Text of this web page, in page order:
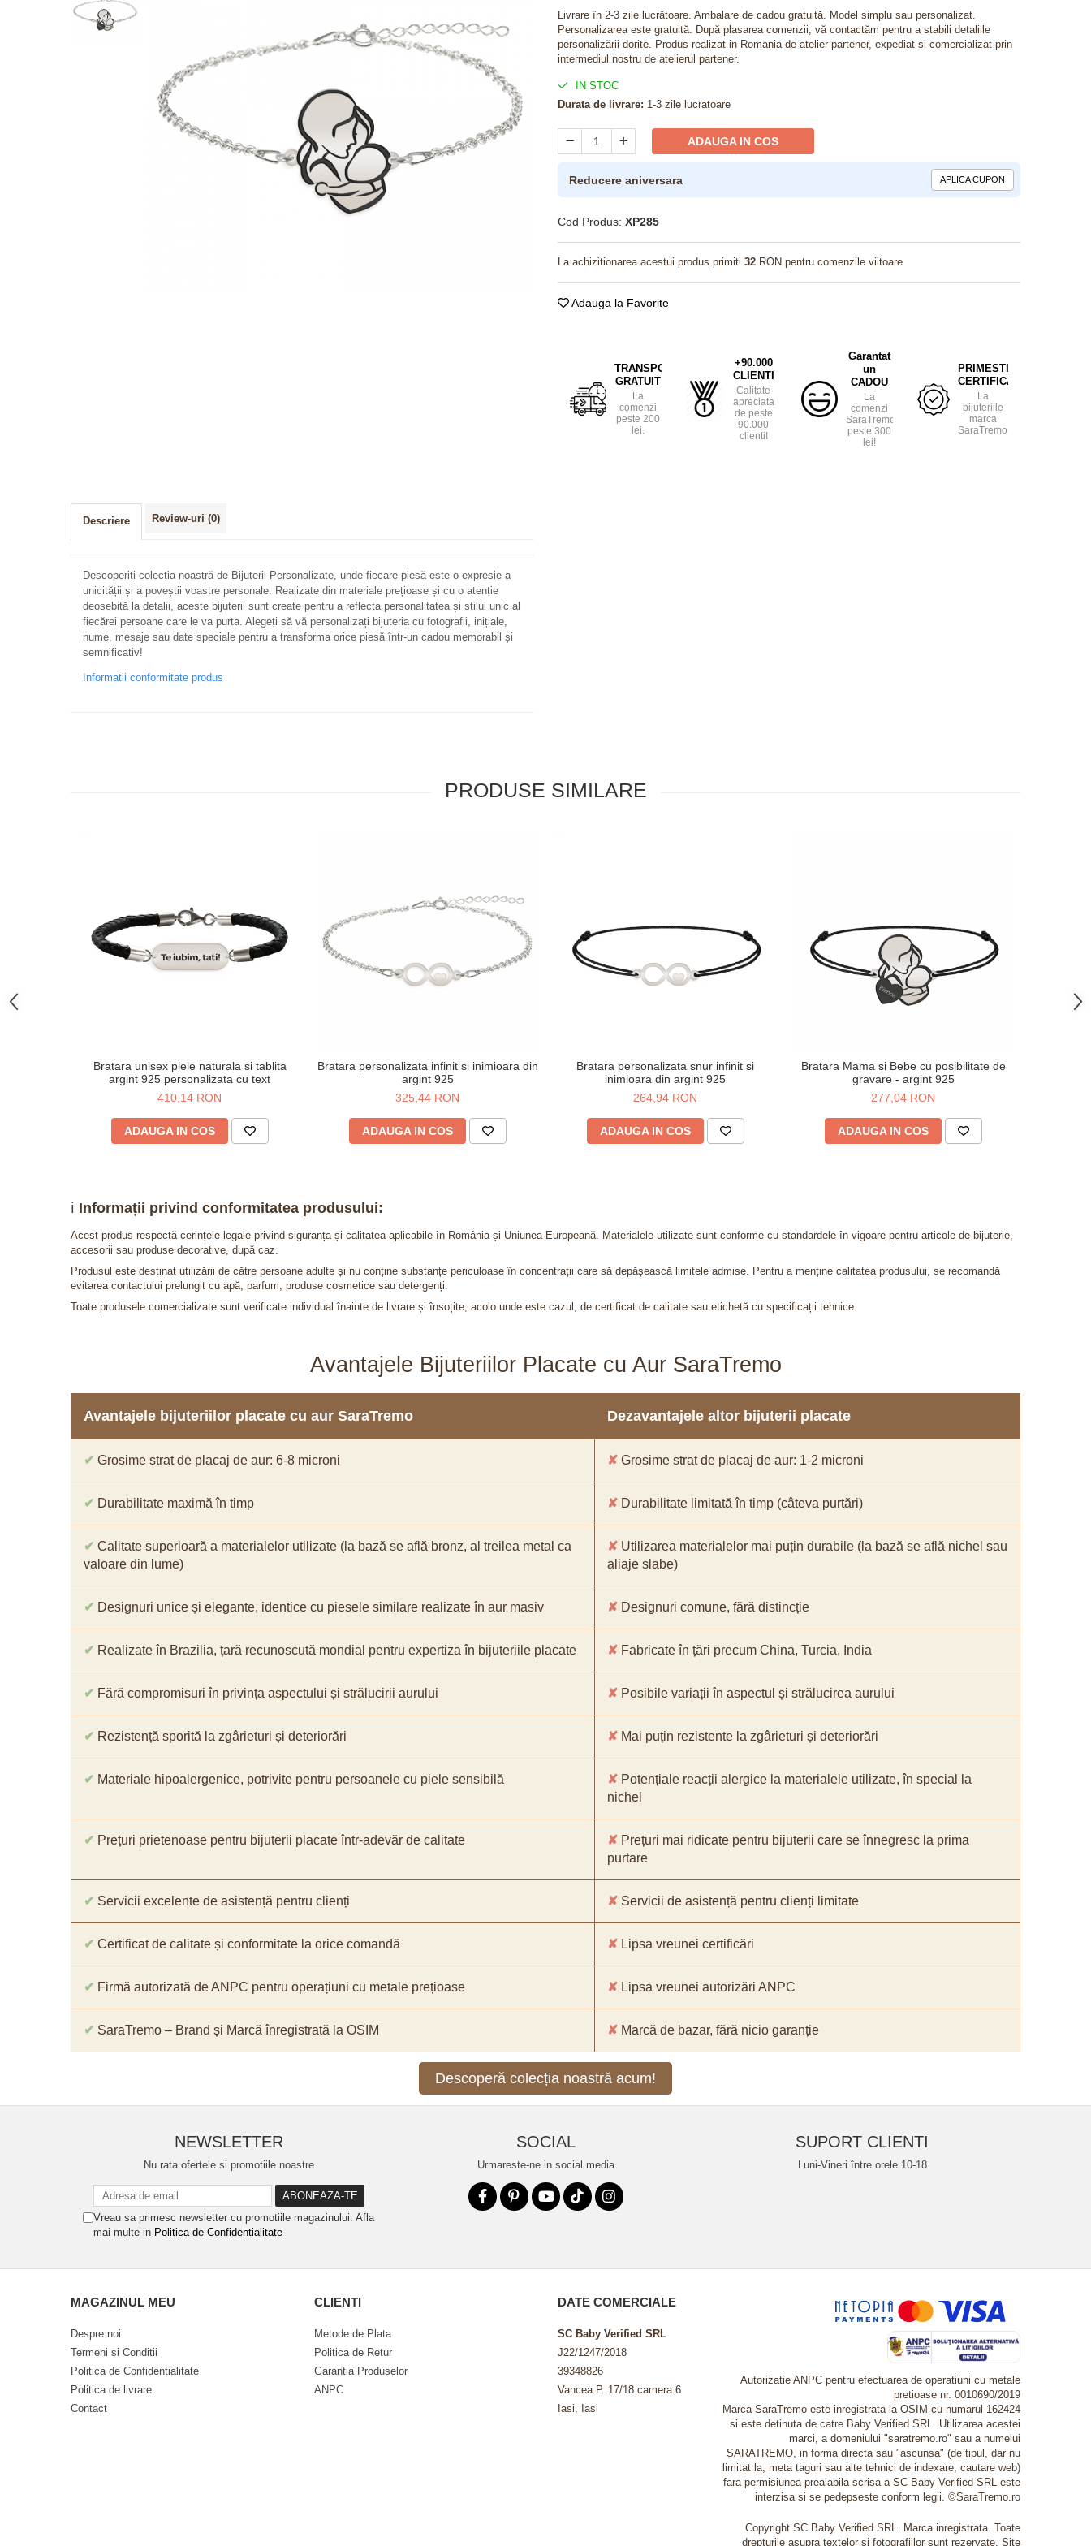
Bijuterii pentru barbati
Livrare în 2-3 zile lucrătoare. Ambalare de cadou gratuită. Model simplu sau personalizat.
Personalizarea este gratuită. După plasarea comenzii, vă contactăm pentru a stabili detaliile
personalizării dorite. Produs realizat in Romania de atelier partener, expediat si comercializat prin
intermediul nostru de atelierul partener.
IN STOC
Durata de livrare: 1-3 zile lucratoare
ADAUGA IN COS
Reducere aniversara APLICA CUPON
Cod Produs: XP285
La achizitionarea acestui produs primiti 32 RON pentru comenzile viitoare
Adauga la Favorite
TRANSPORT
GRATUIT
La
comenzi
peste 200
lei.
+90.000
CLIENTI
Calitate
apreciata
de peste
90.000
clienti!
Garantat
un
CADOU
La
comenzi
SaraTremo
peste 300
lei!
PRIMESTI
CERTIFICAT
La
bijuteriile
marca
SaraTremo.
Descriere Review-uri (0)
Descoperiți colecția noastră de Bijuterii Personalizate, unde fiecare piesă este o expresie a
unicității și a poveștii voastre personale. Realizate din materiale prețioase și cu o atenție
deosebită la detalii, aceste bijuterii sunt create pentru a reflecta personalitatea și stilul unic al
fiecărei persoane care le va purta. Alegeți să vă personalizați bijuteria cu fotografii, inițiale,
nume, mesaje sau date speciale pentru a transforma orice piesă într-un cadou memorabil și
semnificativ!
Informatii conformitate produs
PRODUSE SIMILARE
Bratara unisex piele naturala si tablita
argint 925 personalizata cu text
410,14 RON
ADAUGA IN COS
Bratara personalizata infinit si inimioara din
argint 925
325,44 RON
ADAUGA IN COS
Bratara personalizata snur infinit si
inimioara din argint 925
264,94 RON
ADAUGA IN COS
Bratara Mama si Bebe cu posibilitate de
gravare - argint 925
277,04 RON
ADAUGA IN COS
ℹ️ Informații privind conformitatea produsului:
Acest produs respectă cerințele legale privind siguranța și calitatea aplicabile în România și Uniunea Europeană. Materialele utilizate sunt conforme cu standardele în vigoare pentru articole de bijuterie,
accesorii sau produse decorative, după caz.
Produsul este destinat utilizării de către persoane adulte și nu conține substanțe periculoase în concentrații care să depășească limitele admise. Pentru a menține calitatea produsului, se recomandă
evitarea contactului prelungit cu apă, parfum, produse cosmetice sau detergenți.
Toate produsele comercializate sunt verificate individual înainte de livrare și însoțite, acolo unde este cazul, de certificat de calitate sau etichetă cu specificații tehnice.
Avantajele Bijuteriilor Placate cu Aur SaraTremo
Avantajele bijuteriilor placate cu aur SaraTremo Dezavantajele altor bijuterii placate
✔ Grosime strat de placaj de aur: 6-8 microni ✘ Grosime strat de placaj de aur: 1-2 microni
✔ Durabilitate maximă în timp ✘ Durabilitate limitată în timp (câteva purtări)
✔ Calitate superioară a materialelor utilizate (la bază se află bronz, al treilea metal ca
valoare din lume)
✘ Utilizarea materialelor mai puțin durabile (la bază se află nichel sau
aliaje slabe)
✔ Designuri unice și elegante, identice cu piesele similare realizate în aur masiv ✘ Designuri comune, fără distincție
✔ Realizate în Brazilia, țară recunoscută mondial pentru expertiza în bijuteriile placate ✘ Fabricate în țări precum China, Turcia, India
✔ Fără compromisuri în privința aspectului și strălucirii aurului ✘ Posibile variații în aspectul și strălucirea aurului
✔ Rezistență sporită la zgârieturi și deteriorări ✘ Mai puțin rezistente la zgârieturi și deteriorări
✔ Materiale hipoalergenice, potrivite pentru persoanele cu piele sensibilă ✘ Potențiale reacții alergice la materialele utilizate, în special la
nichel
✔ Prețuri prietenoase pentru bijuterii placate într-adevăr de calitate ✘ Prețuri mai ridicate pentru bijuterii care se înnegresc la prima
purtare
✔ Servicii excelente de asistență pentru clienți ✘ Servicii de asistență pentru clienți limitate
✔ Certificat de calitate și conformitate la orice comandă ✘ Lipsa vreunei certificări
✔ Firmă autorizată de ANPC pentru operațiuni cu metale prețioase ✘ Lipsa vreunei autorizări ANPC
✔ SaraTremo – Brand și Marcă înregistrată la OSIM ✘ Marcă de bazar, fără nicio garanție
Descoperă colecția noastră acum!
NEWSLETTER
Nu rata ofertele si promotiile noastre
Vreau sa primesc newsletter cu promotiile magazinului. Afla
mai multe in Politica de Confidentialitate
SOCIAL
Urmareste-ne in social media
SUPORT CLIENTI
Luni-Vineri între orele 10-18
MAGAZINUL MEU
Despre noi
Termeni si Conditii
Politica de Confidentialitate
Politica de livrare
Contact
CLIENTI
Metode de Plata
Politica de Retur
Garantia Produselor
ANPC
DATE COMERCIALE
SC Baby Verified SRL
J22/1247/2018
39348826
Vancea P. 17/18 camera 6
Iasi, Iasi
Autorizatie ANPC pentru efectuarea de operatiuni cu metale
pretioase nr. 0010690/2019
Marca SaraTremo este inregistrata la OSIM cu numarul 162424
si este detinuta de catre Baby Verified SRL. Utilizarea acestei
marci, a domeniului "saratremo.ro" sau a numelui
SARATREMO, in forma directa sau "ascunsa" (de tipul, dar nu
limitat la, meta taguri sau alte tehnici de indexare, cautare web)
fara permisiunea prealabila scrisa a SC Baby Verified SRL este
interzisa si se pedepseste conform legii. ©SaraTremo.ro
Copyright SC Baby Verified SRL. Marca inregistrata. Toate
drepturile asupra textelor si fotografiilor sunt rezervate. Site